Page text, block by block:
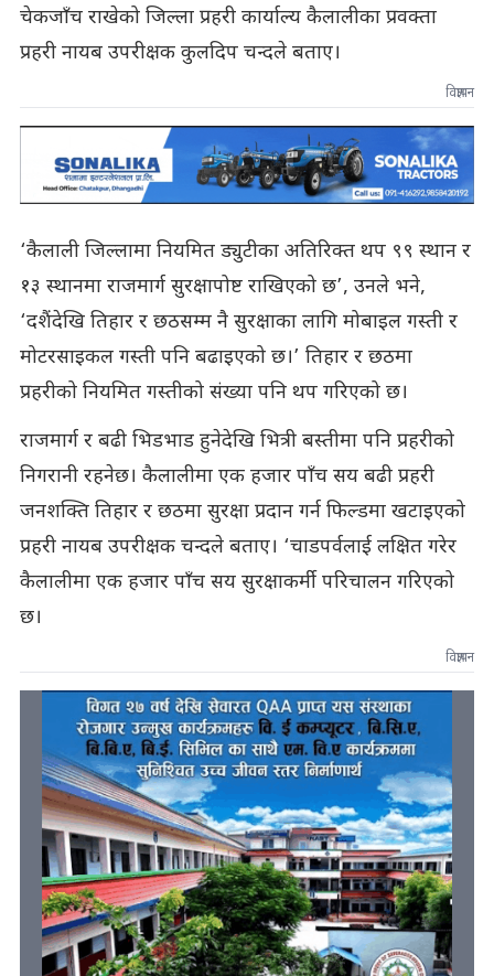
चेकजाँच राखेको जिल्ला प्रहरी कार्याल्य कैलालीका प्रवक्ता
प्रहरी नायब उपरीक्षक कुलदिप चन्दले बताए।
विज्ञापन
‘कैलाली जिल्लामा नियमित ड्युटीका अतिरिक्त थप ९९ स्थान र
१३ स्थानमा राजमार्ग सुरक्षापोष्ट राखिएको छ’, उनले भने,
‘दशैंदेखि तिहार र छठसम्म नै सुरक्षाका लागि मोबाइल गस्ती र
मोटरसाइकल गस्ती पनि बढाइएको छ।’ तिहार र छठमा
प्रहरीको नियमित गस्तीको संख्या पनि थप गरिएको छ।
राजमार्ग र बढी भिडभाड हुनेदेखि भित्री बस्तीमा पनि प्रहरीको
निगरानी रहनेछ। कैलालीमा एक हजार पाँच सय बढी प्रहरी
जनशक्ति तिहार र छठमा सुरक्षा प्रदान गर्न फिल्डमा खटाइएको
प्रहरी नायब उपरीक्षक चन्दले बताए। ‘चाडपर्वलाई लक्षित गरेर
कैलालीमा एक हजार पाँच सय सुरक्षाकर्मी परिचालन गरिएको
छ।
विज्ञापन